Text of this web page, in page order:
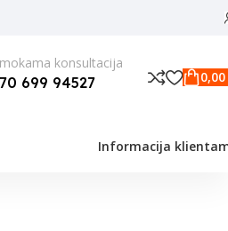
konsultacija
699 94527 0,00
Informacija